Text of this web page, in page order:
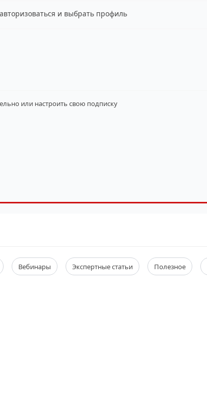
и выбрать профиль
или настроить свою подписку
Вебинары Экспертные статьи Полезное